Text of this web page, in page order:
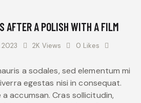
AFTER A POLISH WITH A FILM
2023 2K Views 0 Likes
a sodales, sed elementum mi
egestas nisi in consequat.
accumsan. Cras sollicitudin,